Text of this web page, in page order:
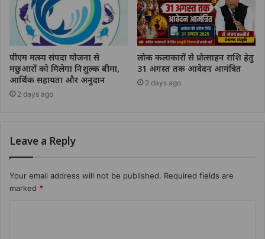
पीएम मत्स्य संपदा योजना से
मछुआरों को मिलेगा निशुल्क बीमा,
आर्थिक सहायता और अनुदान
2 days ago
लोक कलाकारों से प्रोत्साहन राशि हेतु
31 अगस्त तक आवेदन आमंत्रित
2 days ago
Leave a Reply
Your email address will not be published. Required fields are
marked *